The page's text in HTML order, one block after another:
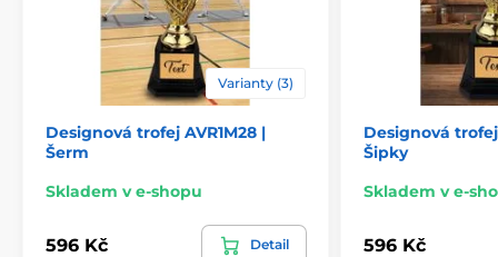
Varianty (3)
Designová trofej AVR1M28 |
Šerm
Skladem v e-shopu
596 Kč Detail
Designová trofej
Šipky
Skladem v e-
596 Kč